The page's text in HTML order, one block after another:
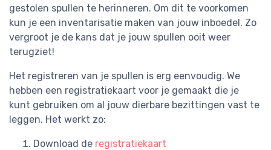
gestolen spullen te herinneren. Om dit te voorkomen
kun je een inventarisatie maken van jouw inboedel. Zo
vergroot je de kans dat je jouw spullen ooit weer
terugziet!
Het registreren van je spullen is erg eenvoudig. We
hebben een registratiekaart voor je gemaakt die je
kunt gebruiken om al jouw dierbare bezittingen vast te
leggen. Het werkt zo:
Download de registratiekaart